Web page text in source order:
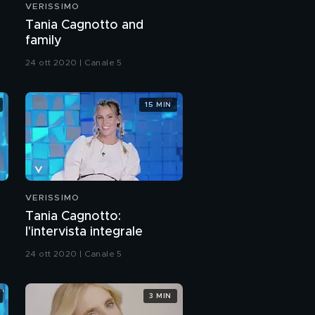
pattini all'età di 10 anni
"Amici" 2021
Il "Best of" di
2021
Tommaso Stanzani: il
messaggio del
l'intervista integrale
esclusivo
VERISSIMO
Tania Cagnotto and
family
24 ott 2020 | Canale 5
VERISSIMO
Tania Cagnotto:
l'intervista integrale
24 ott 2020 | Canale 5
15 MIN
3 MIN